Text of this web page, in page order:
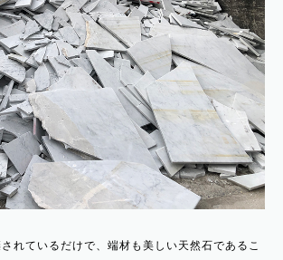
れているだけで、端材も美しい天然石であるこ